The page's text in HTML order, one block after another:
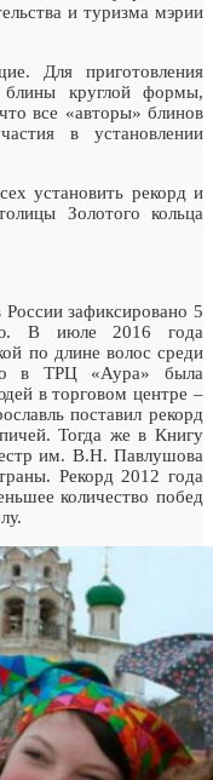
и туризма мэрии
Для приготовления
блины круглой формы,
все «авторы» блинов
в установлении
установить рекорд и
Золотого кольца
зафиксировано 5
В июле 2016 года
по длине волос среди
в ТРЦ «Аура» была
в торговом центре –
поставил рекорд
Тогда же в Книгу
им. В.Н. Павлушова
Рекорд 2012 года
количество побед